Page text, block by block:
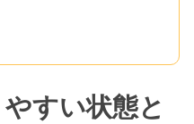
すい状態と